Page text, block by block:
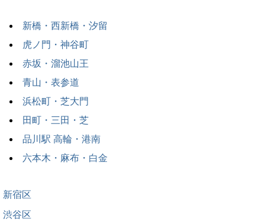
新橋・西新橋・汐留
虎ノ門・神谷町
赤坂・溜池山王
青山・表参道
浜松町・芝大門
田町・三田・芝
品川駅 高輪・港南
六本木・麻布・白金
新宿区
渋谷区